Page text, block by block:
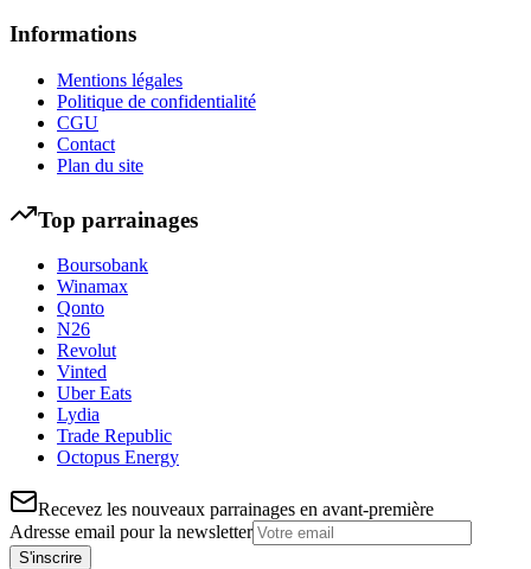
Informations
Mentions légales
Politique de confidentialité
CGU
Contact
Plan du site
Top parrainages
Boursobank
Winamax
Qonto
N26
Revolut
Vinted
Uber Eats
Lydia
Trade Republic
Octopus Energy
Recevez les nouveaux parrainages en avant-première
Adresse email pour la newsletter
S'inscrire